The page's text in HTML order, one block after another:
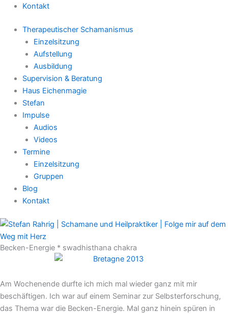
Kontakt
Therapeutischer Schamanismus
Einzelsitzung
Aufstellung
Ausbildung
Supervision & Beratung
Haus Eichenmagie
Stefan
Impulse
Audios
Videos
Termine
Einzelsitzung
Gruppen
Blog
Kontakt
Becken-Energie * swadhisthana chakra
Am Wochenende durfte ich mich mal wieder ganz mit mir
beschäftigen. Ich war auf einem Seminar zur Selbsterforschung,
das Thema war die Becken-Energie. Mal ganz hinein spüren in